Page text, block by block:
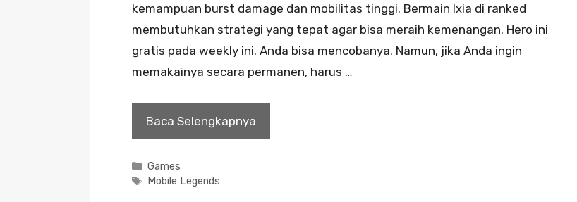
kemampuan burst damage dan mobilitas tinggi. Bermain Ixia di ranked
membutuhkan strategi yang tepat agar bisa meraih kemenangan. Hero ini
gratis pada weekly ini. Anda bisa mencobanya. Namun, jika Anda ingin
memakainya secara permanen, harus …
Baca Selengkapnya
Kategori
Games
Tag
Mobile Legends